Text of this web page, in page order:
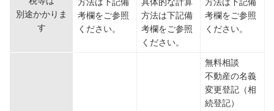
別途かかりま
す
考欄をご参照
ください。
方法は下記備
考欄をご参照
ください。
考欄をご参照
ください。
無料相談
不動産の名義
変更登記（相
続登記）